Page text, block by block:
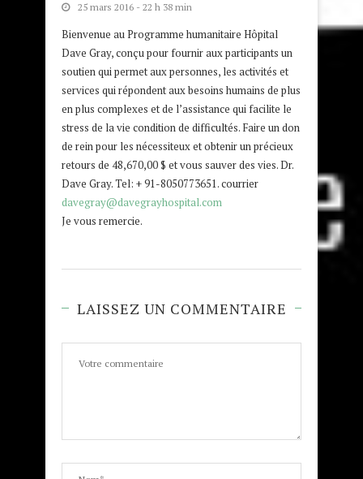
25 mars 2016 - 22 h 38 min
Bienvenue au Programme humanitaire Hôpital
Dave Gray, conçu pour fournir aux participants un
soutien qui permet aux personnes, les activités et
services qui répondent aux besoins humains de plus
en plus complexes et de l’assistance qui facilite le
stress de la vie condition de difficultés. Faire un don
de rein pour les nécessiteux et obtenir un précieux
retours de 48,670,00 $ et vous sauver des vies. Dr.
Dave Gray. Tel: + 91-8050773651. courrier
davegray@davegrayhospital.com
Je vous remercie.
LAISSEZ UN COMMENTAIRE